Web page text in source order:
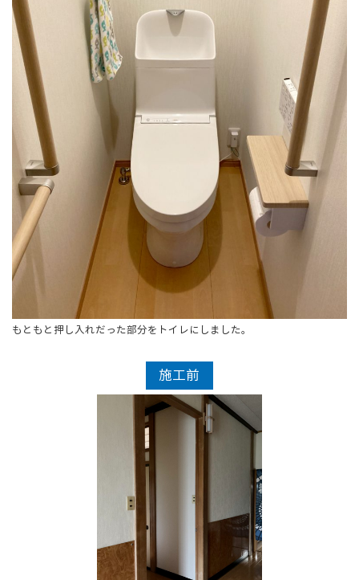
もともと押し入れだった部分をトイレにしました。
施工前